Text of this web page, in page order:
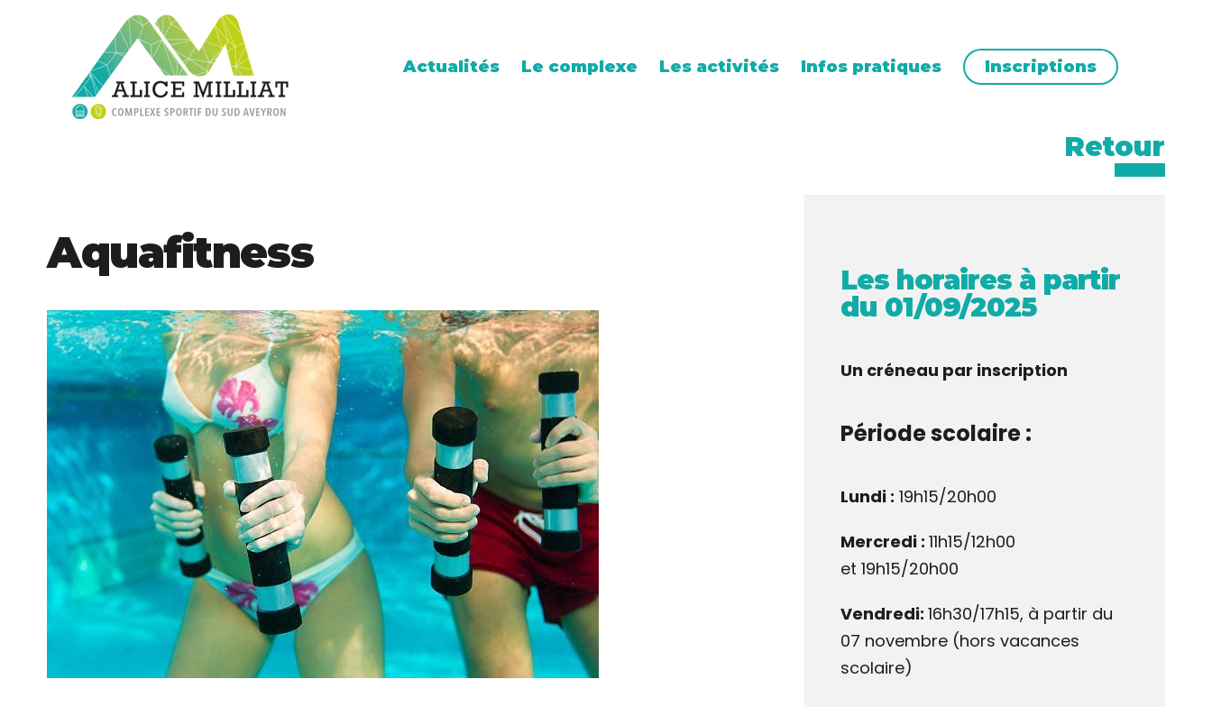
Actualités Le complexe Les activités Infos pratiques Inscriptions
Retour
Aquafitness
Les horaires à partir
du 01/09/2025
Un créneau par inscription
Période scolaire :
Lundi : 19h15/20h00
Mercredi : 11h15/12h00
et 19h15/20h00
Vendredi: 16h30/17h15, à partir du
07 novembre (hors vacances
scolaire)